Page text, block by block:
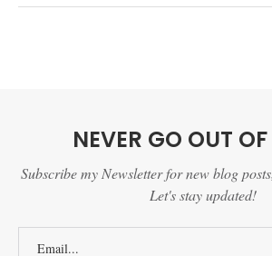
NEVER GO OUT OF
Subscribe my Newsletter for new blog
Let's stay updated!